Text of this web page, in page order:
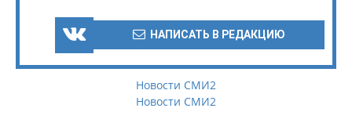
НАПИСАТЬ В РЕДАКЦИЮ
Новости СМИ2
Новости СМИ2